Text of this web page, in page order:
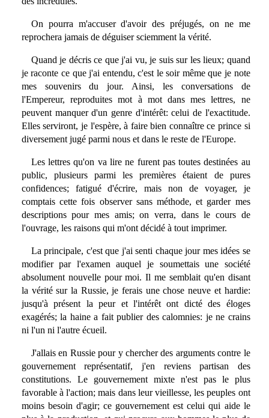
On pourra m'accuser d'avoir des préjugés, on ne me
reprochera jamais de déguiser sciemment la vérité.
Quand je décris ce que j'ai vu, je suis sur les lieux; quand
je raconte ce que j'ai entendu, c'est le soir même que je note
mes souvenirs du jour. Ainsi, les conversations de
l'Empereur, reproduites mot à mot dans mes lettres, ne
peuvent manquer d'un genre d'intérêt: celui de l'exactitude.
Elles serviront, je l'espère, à faire bien connaître ce prince si
diversement jugé parmi nous et dans le reste de l'Europe.
Les lettres qu'on va lire ne furent pas toutes destinées au
public, plusieurs parmi les premières étaient de pures
confidences; fatigué d'écrire, mais non de voyager, je
comptais cette fois observer sans méthode, et garder mes
descriptions pour mes amis; on verra, dans le cours de
l'ouvrage, les raisons qui m'ont décidé à tout imprimer.
La principale, c'est que j'ai senti chaque jour mes idées se
modifier par l'examen auquel je soumettais une société
absolument nouvelle pour moi. Il me semblait qu'en disant
la vérité sur la Russie, je ferais une chose neuve et hardie:
jusqu'à présent la peur et l'intérêt ont dicté des éloges
exagérés; la haine a fait publier des calomnies: je ne crains
ni l'un ni l'autre écueil.
J'allais en Russie pour y chercher des arguments contre le
gouvernement représentatif, j'en reviens partisan des
constitutions. Le gouvernement mixte n'est pas le plus
favorable à l'action; mais dans leur vieillesse, les peuples ont
moins besoin d'agir; ce gouvernement est celui qui aide le